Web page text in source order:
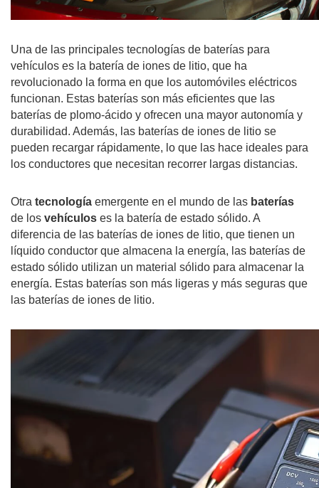
Una de las principales tecnologías de baterías para
vehículos es la batería de iones de litio, que ha
revolucionado la forma en que los automóviles eléctricos
funcionan. Estas baterías son más eficientes que las
baterías de plomo-ácido y ofrecen una mayor autonomía y
durabilidad. Además, las baterías de iones de litio se
pueden recargar rápidamente, lo que las hace ideales para
los conductores que necesitan recorrer largas distancias.
Otra tecnología emergente en el mundo de las baterías
de los vehículos es la batería de estado sólido. A
diferencia de las baterías de iones de litio, que tienen un
líquido conductor que almacena la energía, las baterías de
estado sólido utilizan un material sólido para almacenar la
energía. Estas baterías son más ligeras y más seguras que
las baterías de iones de litio.